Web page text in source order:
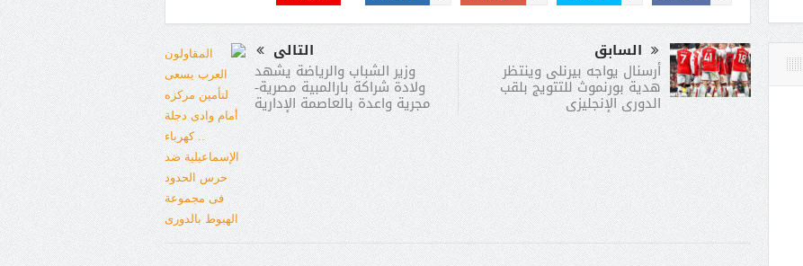
السابق
أرسنال يواجه بيرنلى وينتظر
هدية بورنموث للتتويج بلقب
الدورى الإنجليزى
التالى
​وزير الشباب والرياضة يشهد
ولادة شراكة بارالمبية مصرية-
مجرية واعدة بالعاصمة الإدارية